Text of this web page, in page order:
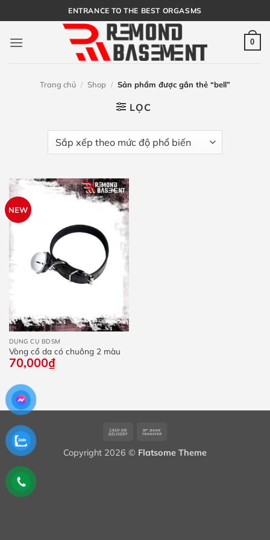
qua
nội
ENTRANCE TO THE BEST ORGASMS
0
Trang chủ / Shop / Sản phẩm được gắn thẻ “bell”
LỌC
NEW
DỤNG CỤ BDSM
Vòng cổ da có chuông 2 màu
70,000₫
Cash
Delivery
Copyright 2026 © Flatsome Theme